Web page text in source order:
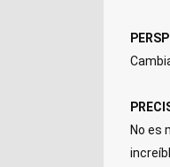
No es